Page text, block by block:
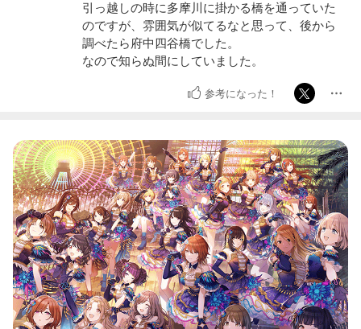
引っ越しの時に多摩川に掛かる橋を通っていた
のですが、雰囲気が似てるなと思って、後から
調べたら府中四谷橋でした。
なので知らぬ間にしていました。
参考になった！